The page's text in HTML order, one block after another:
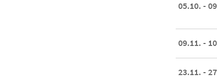
05.10. -
09.11. -
23.11. -